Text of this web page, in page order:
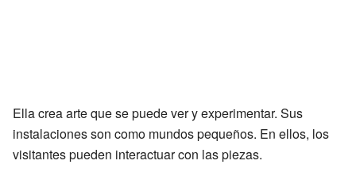
Ella crea arte que se puede ver y experimentar. Sus
instalaciones son como mundos pequeños. En ellos, los
visitantes pueden interactuar con las piezas.